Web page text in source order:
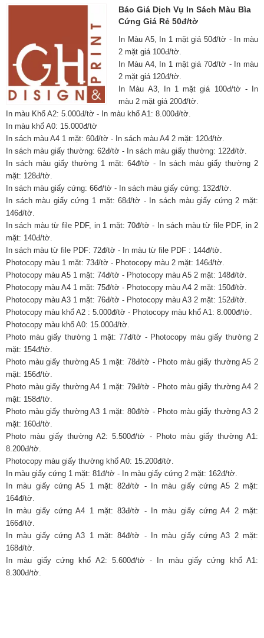
Báo Giá Dịch Vụ In Sách Màu Bìa
Cứng Giá Rẻ 50đ/tờ
In Màu A5, In 1 mặt giá 50đ/tờ - In màu
2 mặt giá 100đ/tờ.
In Màu A4, In 1 mặt giá 70đ/tờ - In màu
2 mặt giá 120đ/tờ.
In Màu A3, In 1 mặt giá 100đ/tờ - In
màu 2 mặt giá 200đ/tờ.
In màu Khổ A2: 5.000đ/tờ - In màu khổ A1: 8.000đ/tờ.
In màu khổ A0: 15.000đ/tờ
In sách màu A4 1 mặt: 60đ/tờ - In sách màu A4 2 mặt: 120đ/tờ.
In sách màu giấy thường: 62đ/tờ - In sách màu giấy thường: 122đ/tờ.
In sách màu giấy thường 1 mặt: 64đ/tờ - In sách màu giấy thường 2
mặt: 128đ/tờ.
In sách màu giấy cứng: 66đ/tờ - In sách màu giấy cứng: 132đ/tờ.
In sách màu giấy cứng 1 mặt: 68đ/tờ - In sách màu giấy cứng 2 mặt:
146đ/tờ.
In sách màu từ file PDF, in 1 mặt: 70đ/tờ - In sách màu từ file PDF, in 2
mặt: 140đ/tờ.
In sách màu từ file PDF: 72đ/tờ - In màu từ file PDF : 144đ/tờ.
Photocopy màu 1 mặt: 73đ/tờ - Photocopy màu 2 mặt: 146đ/tờ.
Photocopy màu A5 1 mặt: 74đ/tờ - Photocopy màu A5 2 mặt: 148đ/tờ.
Photocopy màu A4 1 mặt: 75đ/tờ - Photocopy màu A4 2 mặt: 150đ/tờ.
Photocopy màu A3 1 mặt: 76đ/tờ - Photocopy màu A3 2 mặt: 152đ/tờ.
Photocopy màu khổ A2 : 5.000đ/tờ - Photocopy màu khổ A1: 8.000đ/tờ.
Photocopy màu khổ A0: 15.000đ/tờ.
Photo màu giấy thường 1 mặt: 77đ/tờ - Photocopy màu giấy thường 2
mặt: 154đ/tờ.
Photo màu giấy thường A5 1 mặt: 78đ/tờ - Photo màu giấy thường A5 2
mặt: 156đ/tờ.
Photo màu giấy thường A4 1 mặt: 79đ/tờ - Photo màu giấy thường A4 2
mặt: 158đ/tờ.
Photo màu giấy thường A3 1 mặt: 80đ/tờ - Photo màu giấy thường A3 2
mặt: 160đ/tờ.
Photo màu giấy thường A2: 5.500đ/tờ - Photo màu giấy thường A1:
8.200đ/tờ.
Photocopy màu giấy thường khổ A0: 15.200đ/tờ.
In màu giấy cứng 1 mặt: 81đ/tờ - In màu giấy cứng 2 mặt: 162đ/tờ.
In màu giấy cứng A5 1 mặt: 82đ/tờ - In màu giấy cứng A5 2 mặt:
164đ/tờ.
In màu giấy cứng A4 1 mặt: 83đ/tờ - In màu giấy cứng A4 2 mặt:
166đ/tờ.
In màu giấy cứng A3 1 mặt: 84đ/tờ - In màu giấy cứng A3 2 mặt:
168đ/tờ.
In màu giấy cứng khổ A2: 5.600đ/tờ - In màu giấy cứng khổ A1:
8.300đ/tờ.